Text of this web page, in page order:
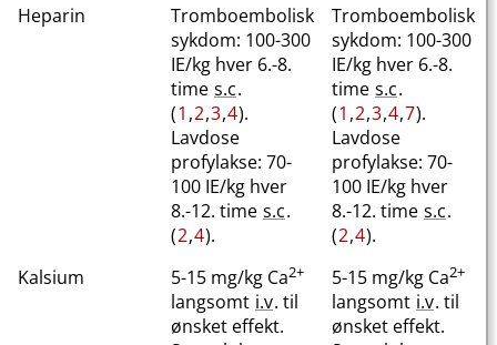
Heparin
Tromboembolisk
sykdom: 100-300
IE/kg hver 6.-8.
time s.c.
(1 ,2,3,4).
Lavdose
profylakse: 70-
100 IE/kg hver
8.-12. time s.c.
(2,4).
Tromboembolisk
sykdom: 100-300
IE/kg hver 6.-8.
time s.c.
(1 ,2,3,4,7).
Lavdose
profylakse: 70-
100 IE/kg hver
8.-12. time s.c.
(2,4).
Kalsium 5-15 mg/kg Ca2+
langsomt i.v. til
ønsket effekt.
5-15 mg/kg Ca2+
langsomt i.v. til
ønsket effekt.